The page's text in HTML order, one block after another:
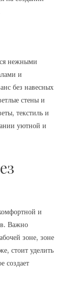
нежными
и
без навесных
стены и
текстиль и
уютной и
и
Важно
зоне, зоне
стоит уделить
создает